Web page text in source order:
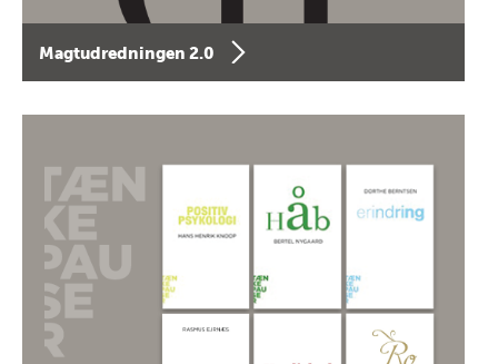
Magtudredningen 2.0